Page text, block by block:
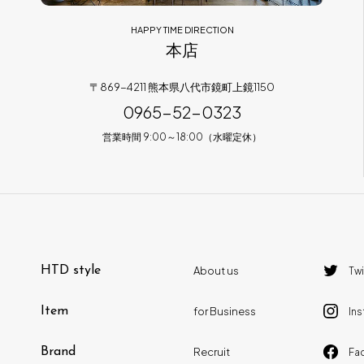
HAPPY TIME DIRECTION
本店
〒869-4211 熊本県八代市鏡町上鏡1150
0965-52-0323
営業時間 9:00～18:00（水曜定休）
HTD style
Item
Brand
About us
for Business
Recruit